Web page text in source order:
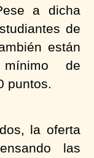
a dicha
de
están
de
puntos.
la oferta
las